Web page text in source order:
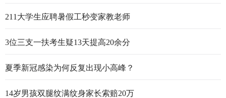
211大学生应聘暑假工秒变家教老师
3位三支一扶考生疑13天提高20余分
夏季新冠感染为何反复出现小高峰？
14岁男孩双腿纹满纹身家长索赔20万